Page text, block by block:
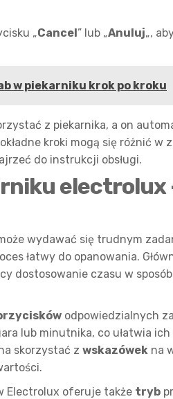
„Cancel” lub „Anuluj„,
w piekarniku krok po kroku
z piekarnika, a on
kroki mogą się różnić w
do instrukcji obsługi.
electrolux
wydawać się trudnym
łatwy do opanowania.
dostosowanie czasu w
odpowiedzialnych
lub minutnika, co ułatwia
skorzystać z wskazówek na
Electrolux oferuje także tryb